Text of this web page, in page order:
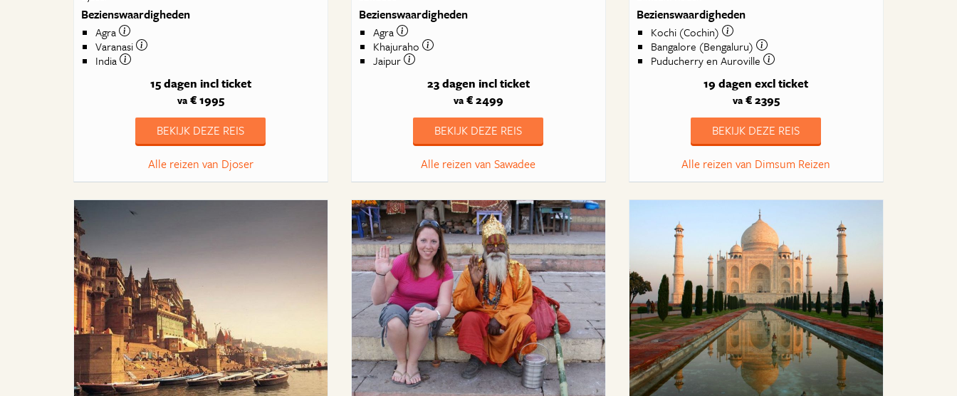
Bezienswaardigheden
Agra
Varanasi
India
15 dagen incl ticket
va€ 1995
BEKIJK DEZE REIS
Alle reizen van Djoser
Bezienswaardigheden
Agra
Khajuraho
Jaipur
23 dagen incl ticket
va€ 2499
BEKIJK DEZE REIS
Alle reizen van Sawadee
Bezienswaardigheden
Kochi (Cochin)
Bangalore (Bengaluru)
Puducherry en Auroville
19 dagen excl ticket
va€ 2395
BEKIJK DEZE REIS
Alle reizen van Dimsum Reizen